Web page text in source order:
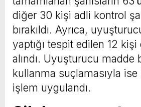
diğer 30 kişi adli kontrol
bırakıldı. Ayrıca,
yaptığı tespit edilen 12 kişi
alındı. Uyuşturucu madde
kullanma suçlamasıyla
işlem uygulandı.